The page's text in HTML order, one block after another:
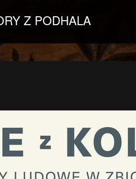
Z PODHALA